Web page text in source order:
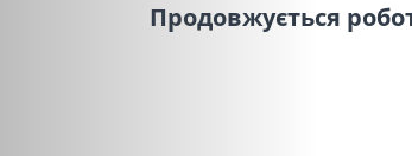
Продовжується